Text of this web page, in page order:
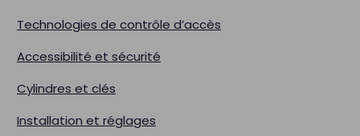
Technologies de contrôle d’accès
Accessibilité et sécurité
Cylindres et clés
Installation et réglages